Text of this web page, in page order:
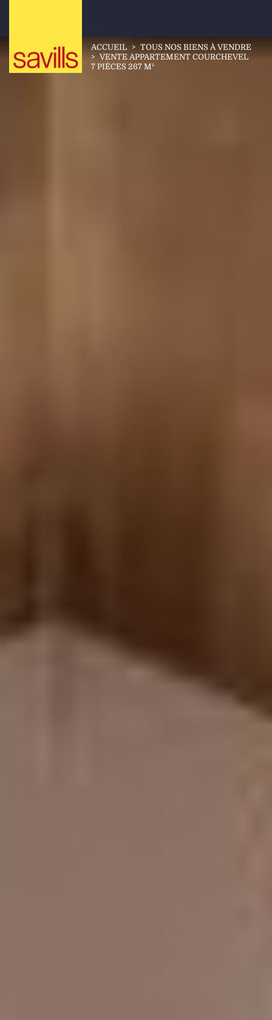
ACCUEIL > TOUS NOS BIENS À VENDRE
> VENTE APPARTEMENT COURCHEVEL
7 PIÈCES 267 M²